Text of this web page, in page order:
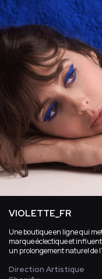
VIOLETTE_FR
Une boutique en ligne qui
marque éclectique et
un prolongement naturel de
Direction Artistique